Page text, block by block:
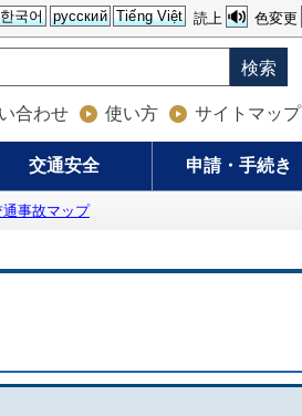
色変更
読上
한국어 русский Tiếng Việt
検索
合わせ 使い方 サイトマップ
交通安全 申請・手続き
事故マップ